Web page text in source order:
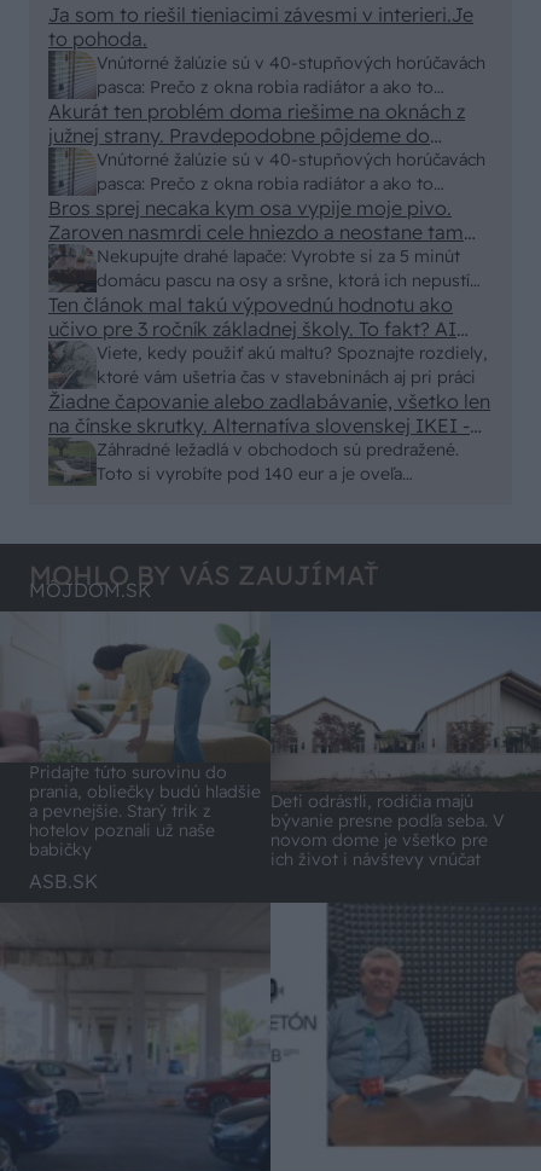
Vnútorné žalúzie sú v 40-stupňových horúčavách
pasca: Prečo z okna robia radiátor a ako to
vyriešiť za pár eur?
Ja som to riešil tieniacimi závesmi v interieri.Je
to pohoda.
Vnútorné žalúzie sú v 40-stupňových horúčavách
pasca: Prečo z okna robia radiátor a ako to
vyriešiť za pár eur?
Akurát ten problém doma riešime na oknách z
južnej strany. Pravdepodobne pôjdeme do
vonkajšieho tienenia na spôsob markízy
250x150cm. Čínsky predajcovia idú okolo 100
eur kus.
Nekupujte drahé lapače: Vyrobte si za 5 minút
domácu pascu na osy a sršne, ktorá ich nepustí
von
Bros sprej necaka kym osa vypije moje pivo.
Zaroven nasmrdi cele hniezdo a neostane tam
nic zive. Vasa pasca naucinke moc efektivne.
Skor pritiahne slimaky
Viete, kedy použiť akú maltu? Spoznajte rozdiely,
ktoré vám ušetria čas v stavebninách aj pri práci
Ten článok mal takú výpovednú hodnotu ako
učivo pre 3 ročník základnej školy. To fakt? AI
alebo nejaka kniha z VŠ? Dnešné rychlotvrdnuce
malty - pevnosť 40 Mpa a doba schnutia tak 15
minut , k tomu vodotesné s kryštálikou. A rozdiel
- schnutie a zretie. Nič?
Záhradné ležadlá v obchodoch sú predražené.
Toto si vyrobíte pod 140 eur a je oveľa
Žiadne čapovanie alebo zadlabávanie, všetko len
na čínske skrutky. Alternatíva slovenskej IKEI -
čo sa týka pevnosti. Autor si nedal veľa námahy s
remeselným spracovaním, škoda. No lepšie než
MOHLO BY VÁS ZAUJÍMAŤ
MÔJDOM.SK
Pridajte túto surovinu do
prania, obliečky budú hladšie
a pevnejšie. Starý trik z
hotelov poznali už naše
babičky
Deti odrástli, rodičia majú
bývanie presne podľa seba. V
novom dome je všetko pre
ich život i návštevy vnúčat
ASB.SK